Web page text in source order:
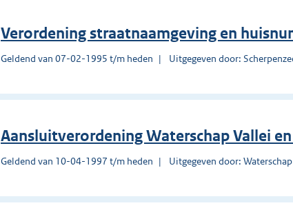
Verordening straatnaamgeving en
Geldend van 07-02-1995 t/m heden Uitgegeven door:
Aansluitverordening Waterschap Vallei
Geldend van 10-04-1997 t/m heden Uitgegeven door: